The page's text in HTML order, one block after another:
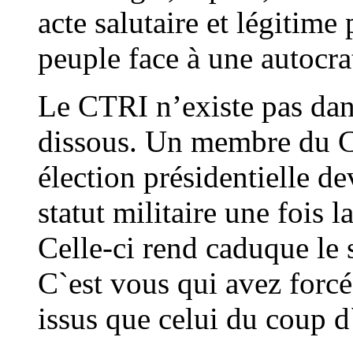
acte salutaire et légitime
peuple face à une
Le CTRI n’existe pas
dissous. Un membre du
élection présidentielle
statut militaire une fois
Celle-ci rend caduque
C`est vous qui avez
issus que celui du coup